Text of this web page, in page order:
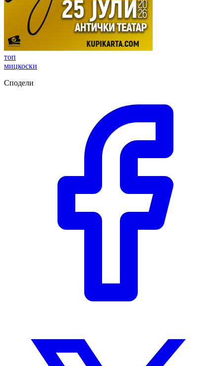
топ
мицкоски
Сподели